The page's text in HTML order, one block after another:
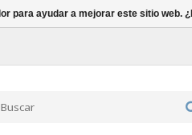
para ayudar a mejorar este sitio web.